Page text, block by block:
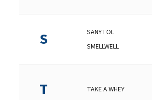
S SANYTOL
SMELLWELL
T TAKE A WHEY